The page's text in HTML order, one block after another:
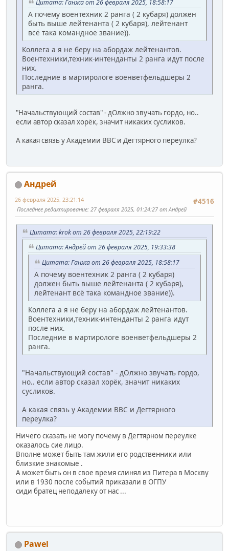
Цитата: Ганжа от 26 февраля 2025, 18:58:17
А почему воентехник 2 ранга ( 2 кубаря) должен
быть выше лейтенанта ( 2 кубаря), лейтенант
всё така командное звание)).
Коллега а я не беру на абордаж лейтенантов.
Воентехники,техник-интенданты 2 ранга идут после
них.
Последние в мартирологе военветфельдшеры 2
ранга.
"Начальствующий состав" - дОлжно звучать гордо, но..
если автор сказал хорёк, значит никаких сусликов.
А какая связь у Академии ВВС и Дегтярного переулка?
Андрей
#4516
26 февраля 2025, 23:21:14
Последнее редактирование: 27 февраля 2025, 01:24:27 от Андрей
Цитата: krok от 26 февраля 2025, 22:19:22
Цитата: Андрей от 26 февраля 2025, 19:33:38
Цитата: Ганжа от 26 февраля 2025, 18:58:17
А почему воентехник 2 ранга ( 2 кубаря)
должен быть выше лейтенанта ( 2 кубаря),
лейтенант всё така командное звание)).
Коллега а я не беру на абордаж лейтенантов.
Воентехники,техник-интенданты 2 ранга идут
после них.
Последние в мартирологе военветфельдшеры 2
ранга.
"Начальствующий состав" - дОлжно звучать гордо,
но.. если автор сказал хорёк, значит никаких
сусликов.
А какая связь у Академии ВВС и Дегтярного
переулка?
Ничего сказать не могу почему в Дегтярном переулке
оказалось сие лицо.
Вполне может быть там жили его родственники или
близкие знакомые .
А может быть он в свое время слинял из Питера в Москву
или в 1930 после событий приказали в ОГПУ
сиди братец неподалеку от нас ...
Pawel